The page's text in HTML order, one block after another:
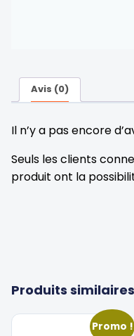
Avis (0)
Il n’y a pas encore
Seuls les clients
produit ont la
Produits similaires
Promo !